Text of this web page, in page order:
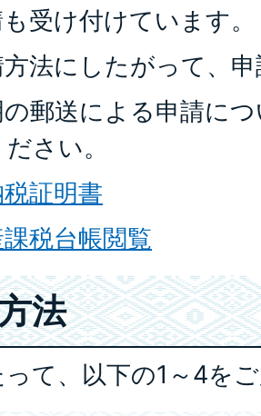
受け付けています。
法にしたがって、
郵送による申請に
さい。
証明書
税台帳閲覧
法
て、以下の1～4を